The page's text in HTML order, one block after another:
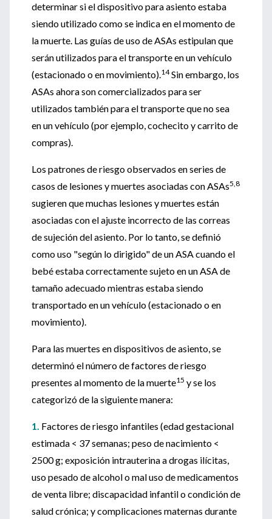
determinar si el dispositivo para asiento estaba
siendo utilizado como se indica en el momento de
la muerte. Las guías de uso de ASAs estipulan que
serán utilizados para el transporte en un vehículo
(estacionado o en movimiento).14Sin embargo, los
ASAs ahora son comercializados para ser
utilizados también para el transporte que no sea
en un vehículo (por ejemplo, cochecito y carrito de
compras).
Los patrones de riesgo observados en series de
casos de lesiones y muertes asociadas con ASAs5,8
sugieren que muchas lesiones y muertes están
asociadas con el ajuste incorrecto de las correas
de sujeción del asiento. Por lo tanto, se definió
como uso "según lo dirigido" de un ASA cuando el
bebé estaba correctamente sujeto en un ASA de
tamaño adecuado mientras estaba siendo
transportado en un vehículo (estacionado o en
movimiento).
Para las muertes en dispositivos de asiento, se
determinó el número de factores de riesgo
presentes al momento de la muerte15 y se los
categorizó de la siguiente manera:
1. Factores de riesgo infantiles (edad gestacional
estimada < 37 semanas; peso de nacimiento <
2500 g; exposición intrauterina a drogas ilícitas,
uso pesado de alcohol o mal uso de medicamentos
de venta libre; discapacidad infantil o condición de
salud crónica; y complicaciones maternas durante